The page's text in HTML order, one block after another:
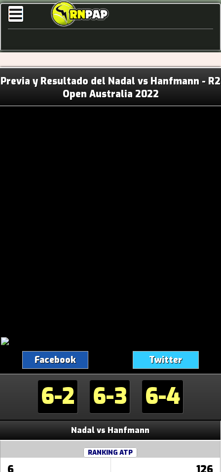
Previa y Resultado del Nadal vs Hanfmann - R2
Open Australia 2022
Nadal vs Hanfmann
RANKING ATP
Facebook Twitter
6-2 6-3 6-4